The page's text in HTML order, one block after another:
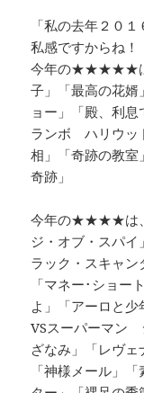
「私の去年２０
私感ですからね！
今年の★★★★★は
子」「最高の花婿
ョー」「殿、利
ランボ ハリウッ
相」「奇跡の教
奇跡」
今年の★★★★は、
ジ・オブ・スパ
ラック・スキャン
「マネー･ショー
よ」「アーロと
VSスーパーマン
ざなみ」「レヴェ
「神様メール」